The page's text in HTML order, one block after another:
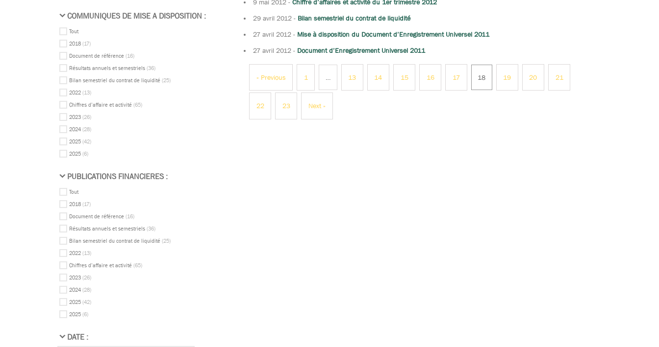
COMMUNIQUES DE MISE A DISPOSITION :
Tout
2018 (17)
Document de référence (16)
Résultats annuels et semestriels (36)
Bilan semestriel du contrat de liquidité (25)
2022 (13)
Chiffres d’affaire et activité (65)
2023 (26)
2024 (28)
2025 (42)
2025 (6)
PUBLICATIONS FINANCIERES :
Tout
2018 (17)
Document de référence (16)
Résultats annuels et semestriels (36)
Bilan semestriel du contrat de liquidité (25)
2022 (13)
Chiffres d’affaire et activité (65)
2023 (26)
2024 (28)
2025 (42)
2025 (6)
DATE :
9 mai 2012 - Chiffre d’affaires et activité du 1er trimestre 2012
29 avril 2012 - Bilan semestriel du contrat de liquidité
27 avril 2012 - Mise à disposition du Document d’Enregistrement Universel 2011
27 avril 2012 - Document d’Enregistrement Universel 2011
« Previous 1 13 14 15 16 17 18 19 20 21
22 23 Next »